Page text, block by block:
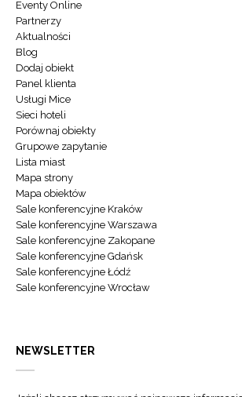
Eventy Online
Partnerzy
Aktualności
Blog
Dodaj obiekt
Panel klienta
Usługi Mice
Sieci hoteli
Porównaj obiekty
Grupowe zapytanie
Lista miast
Mapa strony
Mapa obiektów
Sale konferencyjne Kraków
Sale konferencyjne Warszawa
Sale konferencyjne Zakopane
Sale konferencyjne Gdańsk
Sale konferencyjne Łódź
Sale konferencyjne Wrocław
NEWSLETTER